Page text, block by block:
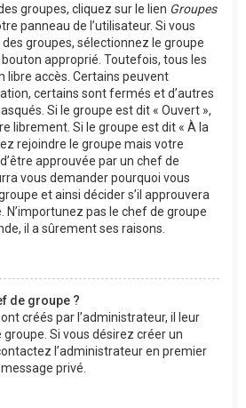
groupes, cliquez sur le lien Groupes
panneau de l’utilisateur. Si vous
groupes, sélectionnez le groupe
approprié. Toutefois, tous les
libre accès. Certains peuvent
certains sont fermés et d’autres
Si le groupe est dit « Ouvert »,
librement. Si le groupe est dit « À la
rejoindre le groupe mais votre
approuvée par un chef de
vous demander pourquoi vous
et ainsi décider s’il approuvera
N’importunez pas le chef de groupe
il a sûrement ses raisons.
de groupe ?
créés par l’administrateur, il leur
Si vous désirez créer un
l’administrateur en premier
privé.